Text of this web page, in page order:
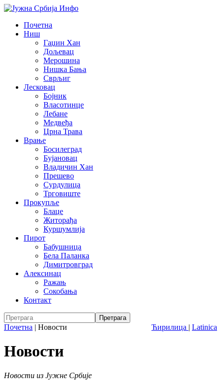
Почетна
Ниш
Гаџин Хан
Дољевац
Мерошина
Нишка Бања
Сврљиг
Лесковац
Бојник
Власотинце
Лебане
Медвеђа
Црна Трава
Врање
Босилеград
Бујановац
Владичин Хан
Прешево
Сурдулица
Трговиште
Прокупље
Блаце
Житорађа
Куршумлија
Пирот
Бабушница
Бела Паланка
Димитровград
Алексинац
Ражањ
Сокобања
Контакт
Ћирилица | Latinica
Почетна | Новости
Новости
Новости из Јужне Србије